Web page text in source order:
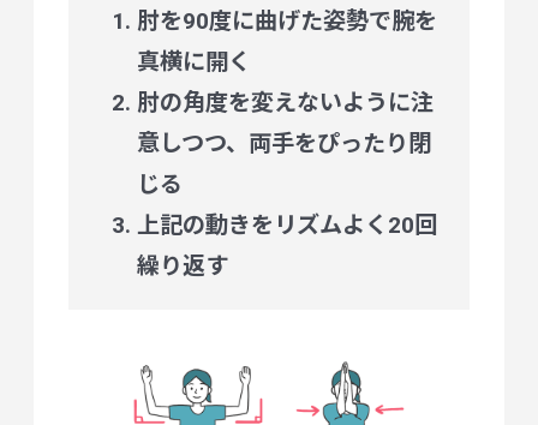
肘を90度に曲げた姿勢で腕を
真横に開く
肘の角度を変えないように注
意しつつ、両手をぴったり閉
じる
上記の動きをリズムよく20回
繰り返す